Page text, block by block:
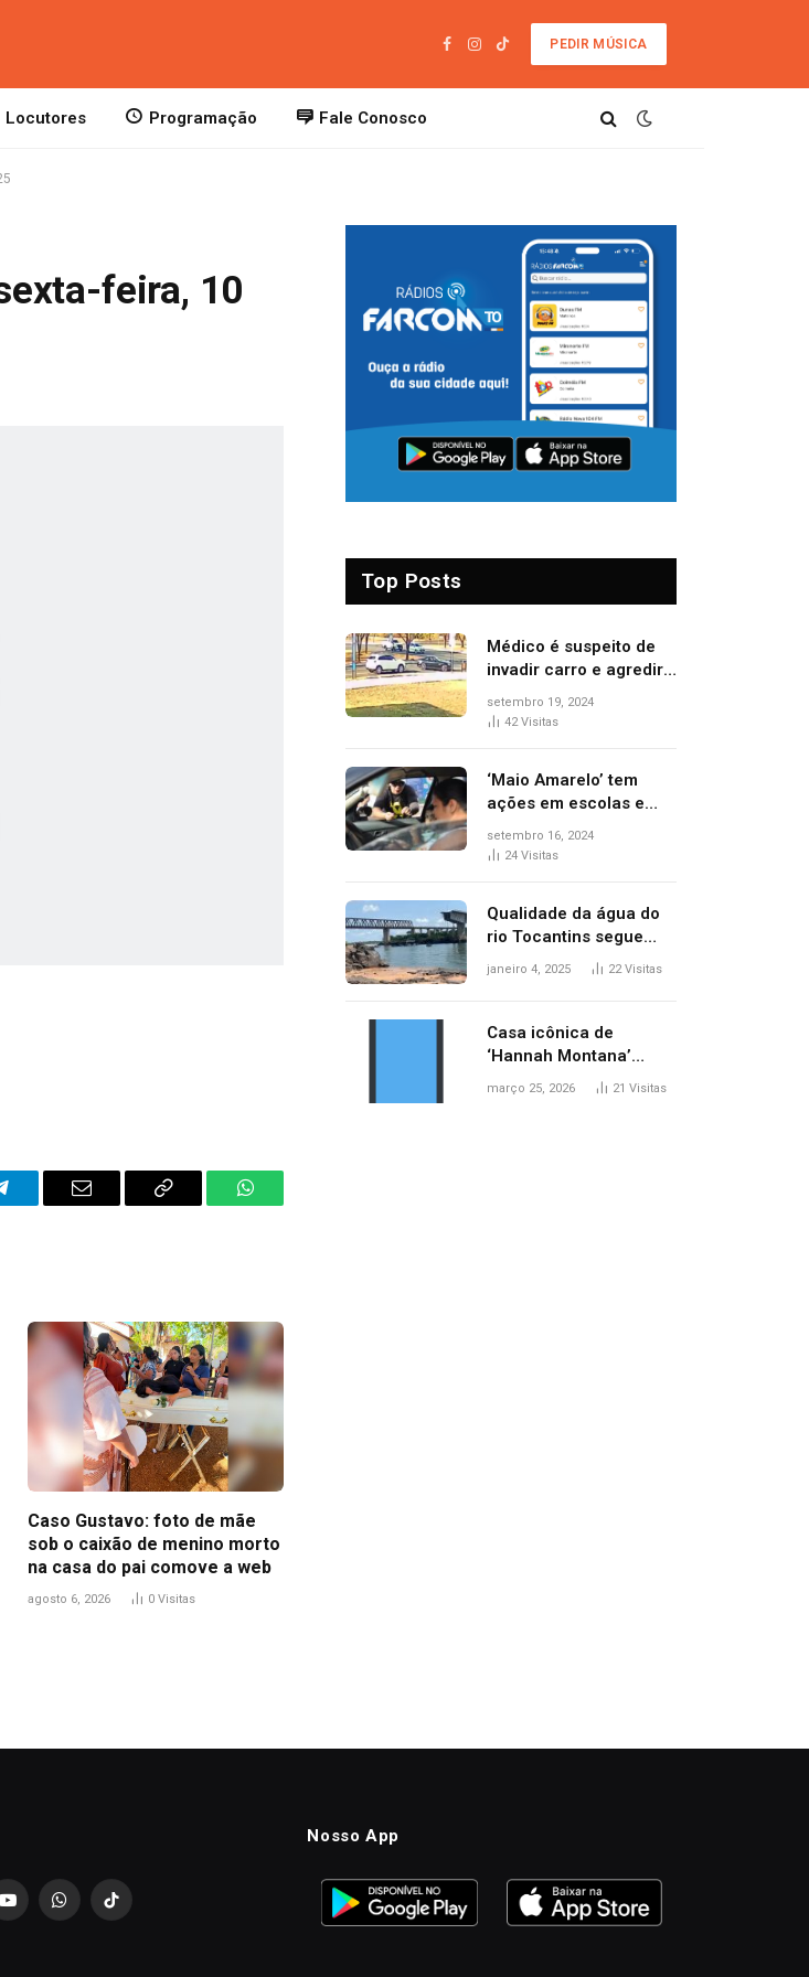
Facebook
Instagram
TikTok
PEDIR MÚSICA
Locutores Programação Fale Conosco
feira, 10
Email
Copy
WhatsApp
Caso Gustavo: foto de mãe
sob o caixão de menino morto
na casa do pai comove a web
agosto 6, 2026 0 Visitas
Top Posts
Médico é suspeito de
invadir carro e agredir
delegado aposentado
durante confusão no
setembro 19, 2024
42Visitas
‘Maio Amarelo’ tem
ações em escolas e
ruas para prevenir
acidentes no trânsito
setembro 16, 2024
24 Visitas
Qualidade da água do
rio Tocantins segue
sem indicar alterações
afirma ANA
janeiro 4, 2025 22Visitas
Casa icônica de
‘Hannah Montana’
poderá ser alugada por
março 25, 2026 21 Visitas
YouTubeWhatsAppTikTok
Nosso App